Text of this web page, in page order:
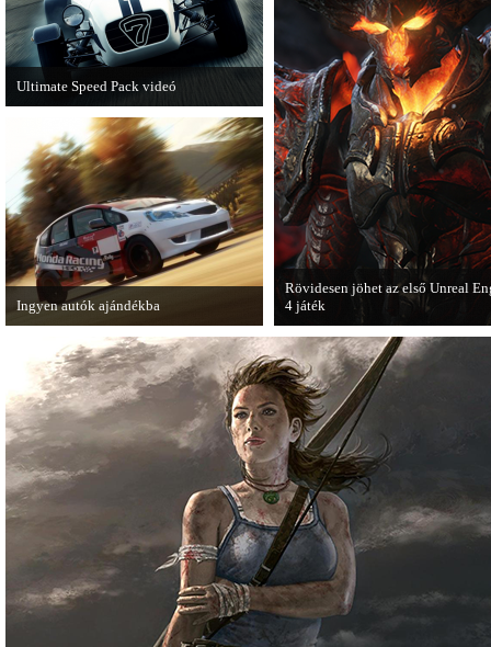
Ultimate Speed Pack videó
Már elérhető a Need for Speed Most
Wanted első nagyobb kiegészítő
csomagja.
Rövidesen jöhet az első Unreal
4 játék
A Zombie Studios készölő játéka
Epic Games legújabb motorját, az
Unreal Engine 4-et fogja
Ingyen autók ajándékba
A Forza Horizon készítői ingyenesen
letölthető autókkal kedveskednek a
játékosok számára.